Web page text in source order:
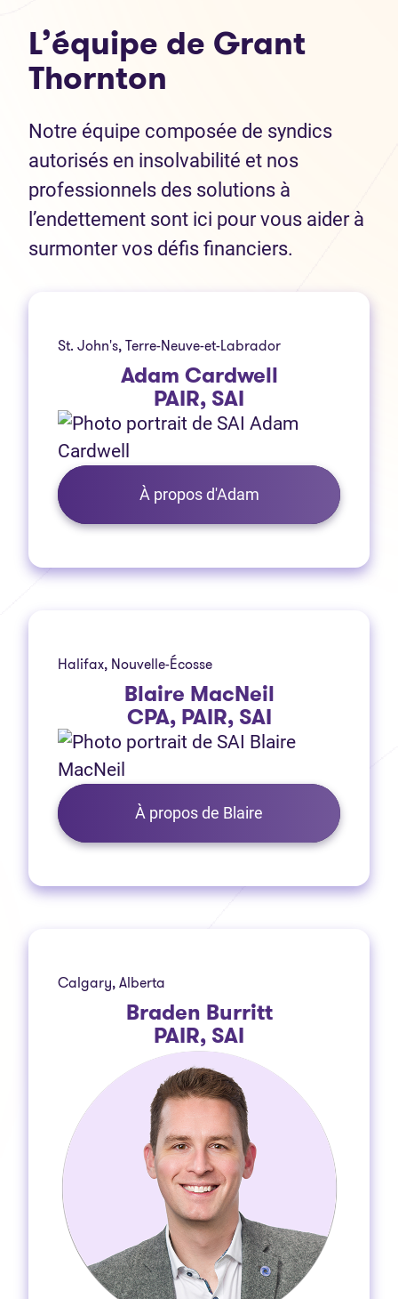
L’équipe de Grant
Thornton
Notre équipe composée de syndics
autorisés en insolvabilité et nos
professionnels des solutions à
l’endettement sont ici pour vous aider à
surmonter vos défis financiers.
St. John's, Terre-Neuve-et-Labrador
Adam Cardwell
PAIR, SAI
À propos d'Adam
Halifax, Nouvelle-Écosse
Blaire MacNeil
CPA, PAIR, SAI
À propos de Blaire
Calgary, Alberta
Braden Burritt
PAIR, SAI